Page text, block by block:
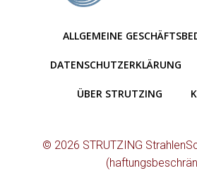
ALLGEMEINE
DATENSCHUTZERKLÄRUNG
ÜBER STRUTZING
© 2026 STRUTZING